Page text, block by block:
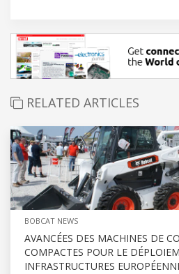
RELATED ARTICLES
BOBCAT NEWS
AVANCÉES DES MACHINES DE
COMPACTES POUR LE
INFRASTRUCTURES